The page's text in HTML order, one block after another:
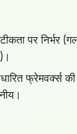
पर निर्भर
फ्रेमवर्क्स